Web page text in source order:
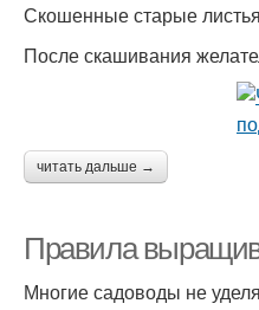
Скошенные старые
После скашивания
читать дальше →
Правила
Многие садоводы не